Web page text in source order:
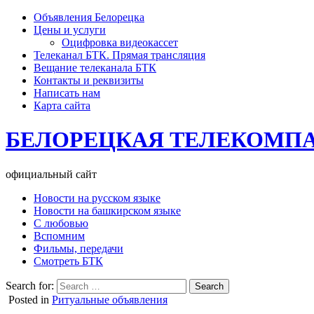
Объявления Белорецка
Цены и услуги
Оцифровка видеокассет
Телеканал БТК. Прямая трансляция
Вещание телеканала БТК
Контакты и реквизиты
Написать нам
Карта сайта
БЕЛОРЕЦКАЯ
официальный сайт
Новости на русском языке
Новости на башкирском языке
С любовью
Вспомним
Фильмы, передачи
Смотреть БТК
Search for:
Posted in Ритуальные объявления